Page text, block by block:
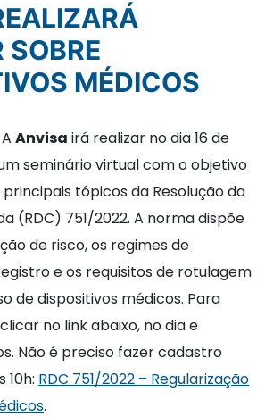
SOBRE
MÉDICOS
Anvisa irá realizar no dia 16 de
seminário virtual com o objetivo
tópicos da Resolução da
(RDC) 751/2022. A norma dispõe
de risco, os regimes de
e os requisitos de rotulagem
de dispositivos médicos. Para
no link abaixo, no dia e
Não é preciso fazer cadastro
10h: RDC 751/2022 – Regularização
.